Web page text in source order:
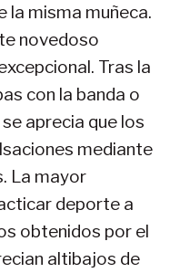
la misma muñeca.
novedoso
Tras la
con la banda o
aprecia que los
mediante
La mayor
deporte a
obtenidos por el
altibajos de